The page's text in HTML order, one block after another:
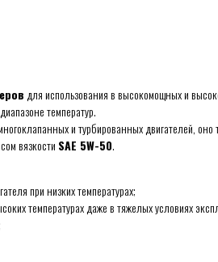
для использования в высокомощных и
температур.
и турбированных двигателей,
вязкости SAE 5W-50.
при низких температурах;
температурах даже в тяжелых условиях